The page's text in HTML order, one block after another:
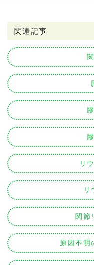
関連記事
リ
リ
関節
原因不明